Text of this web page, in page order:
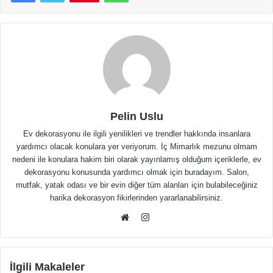
Pelin Uslu
Ev dekorasyonu ile ilgili yenilikleri ve trendler hakkında insanlara
yardımcı olacak konulara yer veriyorum. İç Mimarlık mezunu olmam
nedeni ile konulara hakim biri olarak yayınlamış olduğum içeriklerle, ev
dekorasyonu konusunda yardımcı olmak için buradayım. Salon,
mutfak, yatak odası ve bir evin diğer tüm alanları için bulabileceğiniz
harika dekorasyon fikirlerinden yararlanabilirsiniz.
sitesi
Instagram
İlgili Makaleler